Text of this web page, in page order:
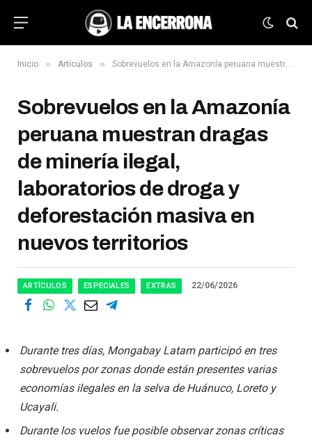
Inicio » Artículos » Sobrevuelos en la Amazonía peruana muestran dragas de minería ilegal, laboratorios de droga y deforestación masiva en nuevos territorios
Sobrevuelos en la Amazonía
peruana muestran dragas
de minería ilegal,
laboratorios de droga y
deforestación masiva en
nuevos territorios
ARTÍCULOS ESPECIALES EXTRAS 22/06/2026
Durante tres días, Mongabay Latam participó en tres
sobrevuelos por zonas donde están presentes varias
economías ilegales en la selva de Huánuco, Loreto y
Ucayali.
Durante los vuelos fue posible observar zonas críticas